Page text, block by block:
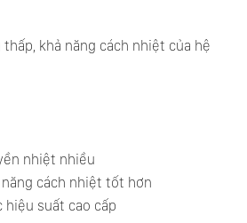
thấp, khả năng cách nhiệt của hệ
nhiệt nhiều
cách nhiệt tốt hơn
hiệu suất cao cấp